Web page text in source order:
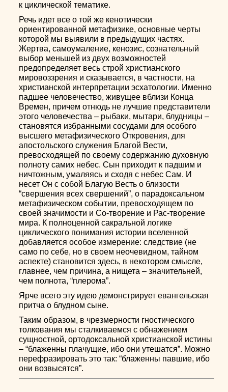
к циклической тематике.
Речь идет все о той же кенотически
ориентированной метафизике, основные черты
которой мы выявили в предыдущих частях.
Жертва, самоумаление, кенозис, сознательный
выбор меньшей из двух возможностей
предопределяет весь строй христианского
мировоззрения и сказывается, в частности, на
христианской интерпретации эсхатологии. Именно
падшее человечество, живущее вблизи Конца
Времен, причем отнюдь не лучшие представители
этого человечества – рыбаки, мытари, блудницы –
становятся избранными сосудами для особого
высшего метафизического Откровения, для
апостольского служения Благой Вести,
превосходящей по своему содержанию духовную
полноту самих небес. Сын приходит к падшим и
ничтожным, умаляясь и сходя с небес Сам. И
несет Он с собой Благую Весть о близости
“свершения всех свершений”, о парадоксальном
метафизическом событии, превосходящем по
своей значимости и Со-творение и Рас-творение
мира. К полноценной сакральной логике
циклического понимания истории вселенной
добавляется особое измерение: следствие (не
само по себе, но в своем неочевидном, тайном
аспекте) становится здесь, в некотором смысле,
главнее, чем причина, а нищета – значительней,
чем полнота, “плерома”.
Ярче всего эту идею демонстрирует евангельская
притча о блудном сыне.
Таким образом, в чрезмерности гностического
толкования мы сталкиваемся с обнажением
сущностной, ортодоксальной христианской истины
– “блаженны плачущие, ибо они утешатся”. Можно
перефразировать это так: “блаженны павшие, ибо
они возвысятся”.